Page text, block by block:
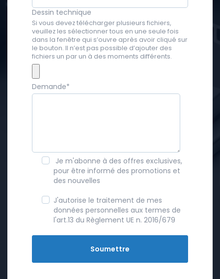
Dessin technique
Si vous devez télécharger plusieurs fichiers,
veuillez les sélectionner tous en une seule fois
dans la fenêtre qui s’ouvre après avoir cliqué sur
le bouton. Il n’est pas possible d’ajouter des
fichiers un par un à des moments différents.
Demande*
Je m'abonne à des offres exclusives,
pour être informé des promotions et
des nouvelles
J'autorise le traitement de mes
données personnelles aux termes de
l'art.13 du Règlement UE n. 2016/679